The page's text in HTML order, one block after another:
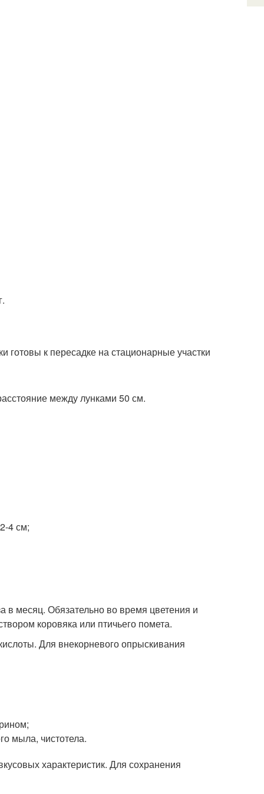
к пересадке на стационарные участки
между лунками 50 см.
4 см;
в месяц. Обязательно во время цветения и
коровяка или птичьего помета.
Для внекорневого опрыскивания
мыла, чистотела.
характеристик. Для сохранения